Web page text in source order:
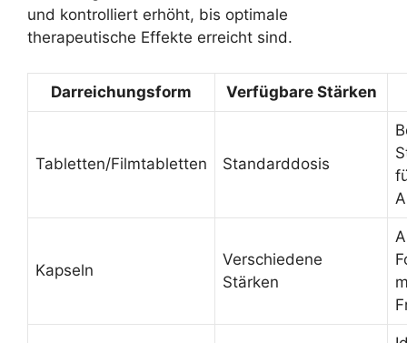
und kontrolliert erhöht, bis optimale
therapeutische Effekte erreicht sind.
Darreichungsform Verfügbare Stärken
Tabletten/Filmtabletten Standarddosis
Kapseln
Verschiedene
Stärken